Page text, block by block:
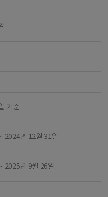
기준
2024년 12월 31일
2025년 9월 26일